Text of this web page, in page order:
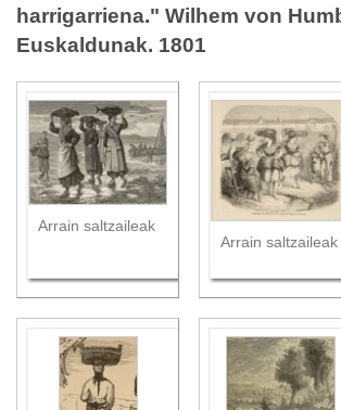
harrigarriena." Wilhem von
Euskaldunak. 1801
Arrain saltzaileak
Arrain saltzaileak